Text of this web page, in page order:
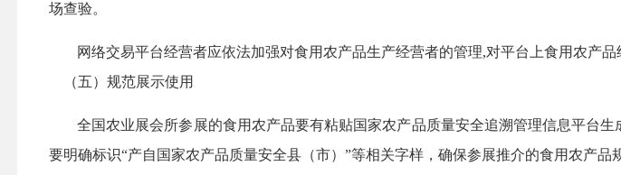
场查验。
网络交易平台经营者应依法加强对食用农产品生产经营者的管理,对平台上食用农产品
（五）规范展示使用
全国农业展会所参展的食用农产品要有粘贴国家农产品质量安全追溯管理信息平台
要明确标识“产自国家农产品质量安全县（市）”等相关字样，确保参展推介的食用农产品